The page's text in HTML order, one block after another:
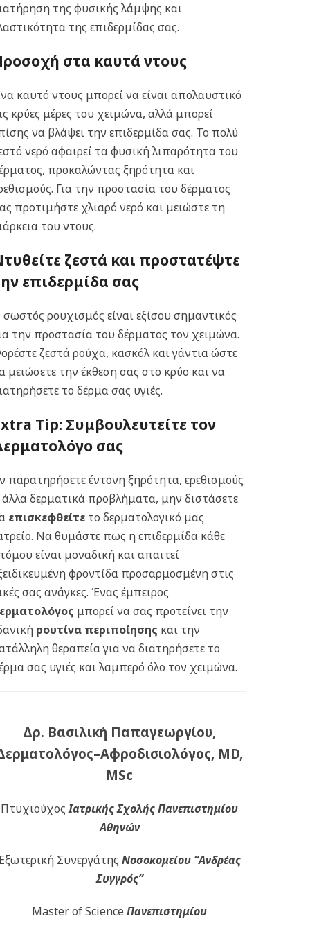
της φυσικής λάμψης και
της επιδερμίδας σας.
στα καυτά ντους
καυτό ντους μπορεί να είναι απολαυστικό
κρύες μέρες του χειμώνα, αλλά μπορεί
να βλάψει την επιδερμίδα σας. Το πολύ
νερό αφαιρεί τα φυσική λιπαρότητα του
προκαλώντας ξηρότητα και
Για την προστασία του δέρματος
προτιμήστε χλιαρό νερό και μειώστε τη
του ντους.
ζεστά και προστατέψτε
επιδερμίδα σας
ρουχισμός είναι εξίσου σημαντικός
την προστασία του δέρματος τον χειμώνα.
ζεστά ρούχα, κασκόλ και γάντια ώστε
μειώσετε την έκθεση σας στο κρύο και να
το δέρμα σας υγιές.
Tip: Συμβουλευτείτε τον
σας
παρατηρήσετε έντονη ξηρότητα, ερεθισμούς
δερματικά προβλήματα, μην διστάσετε
επισκεφθείτε το δερματολογικό μας
Να θυμάστε πως η επιδερμίδα κάθε
είναι μοναδική και απαιτεί
φροντίδα προσαρμοσμένη στις
σας ανάγκες. Ένας έμπειρος
μπορεί να σας προτείνει την
ρουτίνα περιποίησης και την
θεραπεία για να διατηρήσετε το
σας υγιές και λαμπερό όλο τον χειμώνα.
Δρ. Βασιλική Παπαγεωργίου,
MD,
MSc
ΠτυχιούχοςΙατρικής Σχολής Πανεπιστημίου
Αθηνών
Εξωτερική Συνεργάτης Νοσοκομείου “Ανδρέας
Συγγρός”
Master of ScienceΠανεπιστημίου